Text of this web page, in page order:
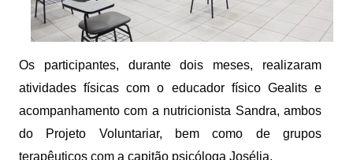
Os participantes, durante dois meses, realizaram
atividades físicas com o educador físico Gealits e
acompanhamento com a nutricionista Sandra, ambos
do Projeto Voluntariar, bem como de grupos
terapêuticos com a capitão psicóloga Josélia.